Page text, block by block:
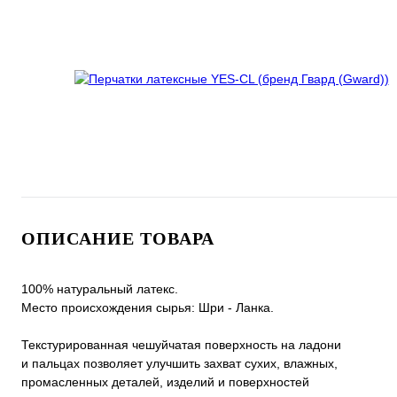
ОПИСАНИЕ ТОВАРА
100% натуральный латекс.
Место происхождения сырья: Шри - Ланка.
Текстурированная чешуйчатая поверхность на ладони
и пальцах позволяет улучшить захват сухих, влажных,
промасленных деталей, изделий и поверхностей